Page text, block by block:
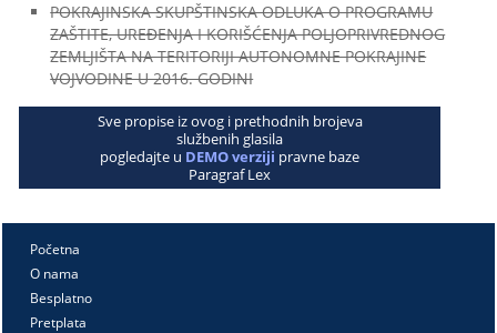
POKRAJINSKA SKUPŠTINSKA ODLUKA O PROGRAMU
ZAŠTITE, UREĐENJA I KORIŠĆENJA POLJOPRIVREDNOG
ZEMLJIŠTA NA TERITORIJI AUTONOMNE POKRAJINE
VOJVODINE U 2016. GODINI
Sve propise iz ovog i prethodnih brojeva
službenih glasila
pogledajte u DEMO verziji pravne baze
Paragraf Lex
Početna
O nama
Besplatno
Pretplata